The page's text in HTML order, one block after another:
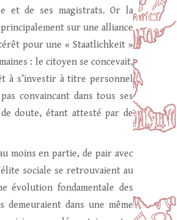
et de ses magistrats. Or la
sur une alliance
pour une « Staatlichkeit »
: le citoyen se concevait,
à s’investir à titre personnel
convaincant dans tous ses
doute, étant attesté par de
moins en partie, de pair avec
sociale se retrouvaient au
évolution fondamentale des
dans une même